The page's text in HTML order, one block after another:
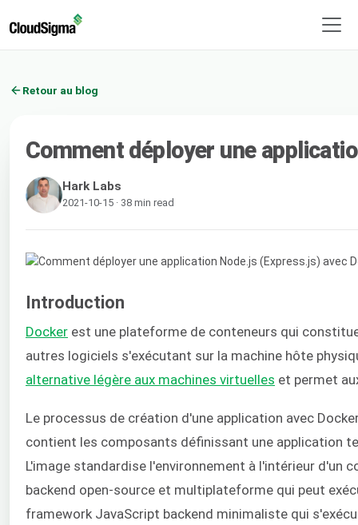
Retour au blog
Comment déployer une
Hark Labs
2021-10-15 · 38 min read
Introduction
Docker est une plateforme de conteneurs qui
autres logiciels s'exécutant sur la machine hôte
alternative légère aux machines virtuelles et permet
Le processus de création d'une application avec
contient les composants définissant une application
L'image standardise l'environnement à l'intérieur
backend open-source et multiplateforme qui peut
framework JavaScript backend minimaliste qui